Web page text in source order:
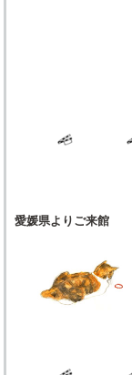
愛媛県よりご来館